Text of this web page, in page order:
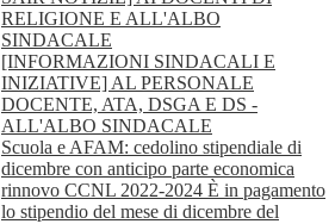
RELIGIONE E ALL'ALBO
SINDACALE
[INFORMAZIONI SINDACALI E
INIZIATIVE] AL PERSONALE
DOCENTE, ATA, DSGA E DS -
ALL'ALBO SINDACALE
Scuola e AFAM: cedolino stipendiale di
dicembre con anticipo parte economica
rinnovo CCNL 2022-2024 È in pagamento
lo stipendio del mese di dicembre del